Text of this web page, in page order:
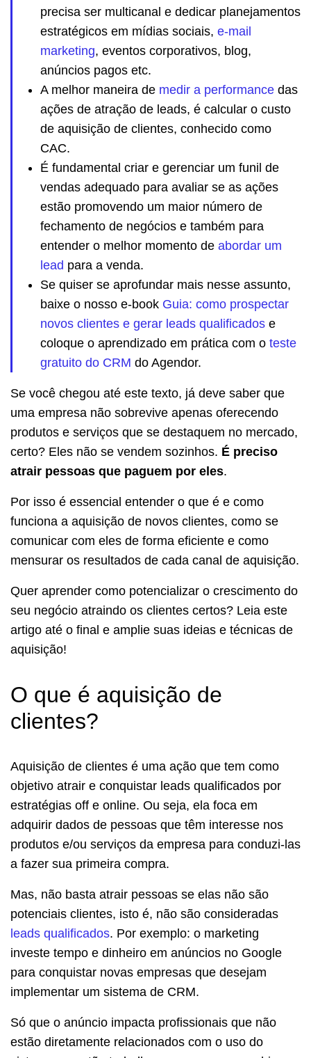
precisa ser multicanal e dedicar planejamentos
estratégicos em mídias sociais, e-mail
marketing, eventos corporativos, blog,
anúncios pagos etc.
A melhor maneira de medir a performance das
ações de atração de leads, é calcular o custo
de aquisição de clientes, conhecido como
CAC.
É fundamental criar e gerenciar um funil de
vendas adequado para avaliar se as ações
estão promovendo um maior número de
fechamento de negócios e também para
entender o melhor momento de abordar um
lead para a venda.
Se quiser se aprofundar mais nesse assunto,
baixe o nosso e-book Guia: como prospectar
novos clientes e gerar leads qualificados e
coloque o aprendizado em prática com o teste
gratuito do CRM do Agendor.
Se você chegou até este texto, já deve saber que
uma empresa não sobrevive apenas oferecendo
produtos e serviços que se destaquem no mercado,
certo? Eles não se vendem sozinhos. É preciso
atrair pessoas que paguem por eles.
Por isso é essencial entender o que é e como
funciona a aquisição de novos clientes, como se
comunicar com eles de forma eficiente e como
mensurar os resultados de cada canal de aquisição.
Quer aprender como potencializar o crescimento do
seu negócio atraindo os clientes certos? Leia este
artigo até o final e amplie suas ideias e técnicas de
aquisição!
O que é aquisição de
clientes?
Aquisição de clientes é uma ação que tem como
objetivo atrair e conquistar leads qualificados por
estratégias off e online. Ou seja, ela foca em
adquirir dados de pessoas que têm interesse nos
produtos e/ou serviços da empresa para conduzi-las
a fazer sua primeira compra.
Mas, não basta atrair pessoas se elas não são
potenciais clientes, isto é, não são consideradas
leads qualificados. Por exemplo: o marketing
investe tempo e dinheiro em anúncios no Google
para conquistar novas empresas que desejam
implementar um sistema de CRM.
Só que o anúncio impacta profissionais que não
estão diretamente relacionados com o uso do